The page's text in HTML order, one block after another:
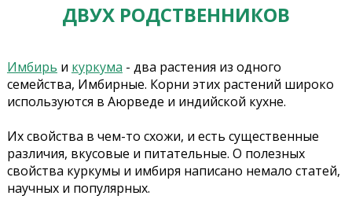
ДВУХ РОДСТВЕННИКОВ
Имбирь и куркума - два растения из одного
семейства, Имбирные. Корни этих растений широко
используются в Аюрведе и индийской кухне.
Их свойства в чем-то схожи, и есть существенные
различия, вкусовые и питательные. О полезных
свойства куркумы и имбиря написано немало статей,
научных и популярных.